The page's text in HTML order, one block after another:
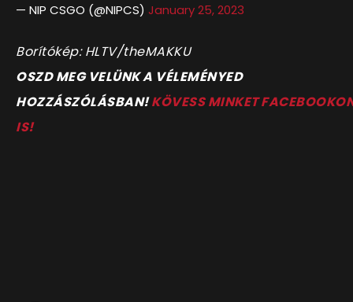
— NIP CSGO (@NIPCS) January 25, 2023
Borítókép: HLTV/theMAKKU
OSZD MEG VELÜNK A VÉLEMÉNYED
HOZZÁSZÓLÁSBAN!KÖVESS MINKET
IS!